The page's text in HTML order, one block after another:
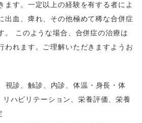
ます。一定以上の経験を有する者によ
出血、痺れ、その他極めて稀な合併症
。 このような場合、合併症の治療は
われます。ご理解いただきますようお
視診、触診、内診、体温・身長・体
ハビリテーション、栄養評価、栄養